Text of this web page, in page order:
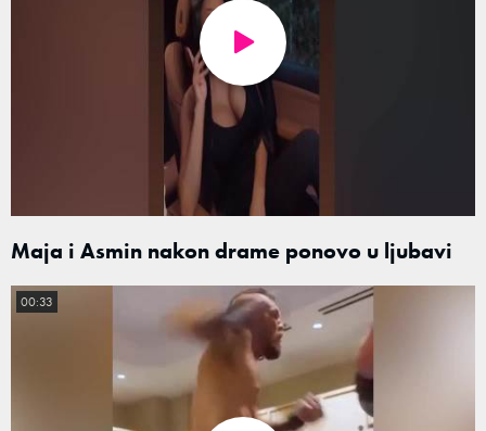
Maja i Asmin nakon drame ponovo u ljubavi
00:33